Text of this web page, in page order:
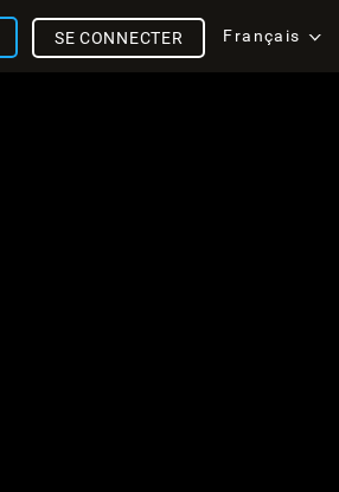
Français
SE CONNECTER